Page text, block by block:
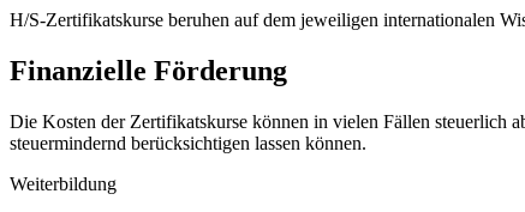
H/S-Zertifikatskurse beruhen auf dem jeweiligen internationalen
Finanzielle Förderung
Die Kosten der Zertifikatskurse können in vielen Fällen steuerlich
steuermindernd berücksichtigen lassen können.
Weiterbildung